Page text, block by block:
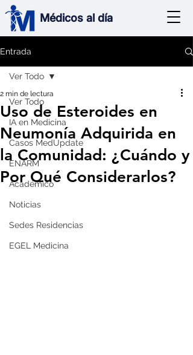
Médicos al día
Entrada
Ver Todo
IA en Medicina
Casos MedUpdate
ENARM
Académico
Noticias
Sedes Residencias
EGEL Medicina
Ver Todo
Uso de Esteroides en
Neumonía Adquirida en
la Comunidad: ¿Cuándo y
Por Qué Considerarlos?
2 min de lectura